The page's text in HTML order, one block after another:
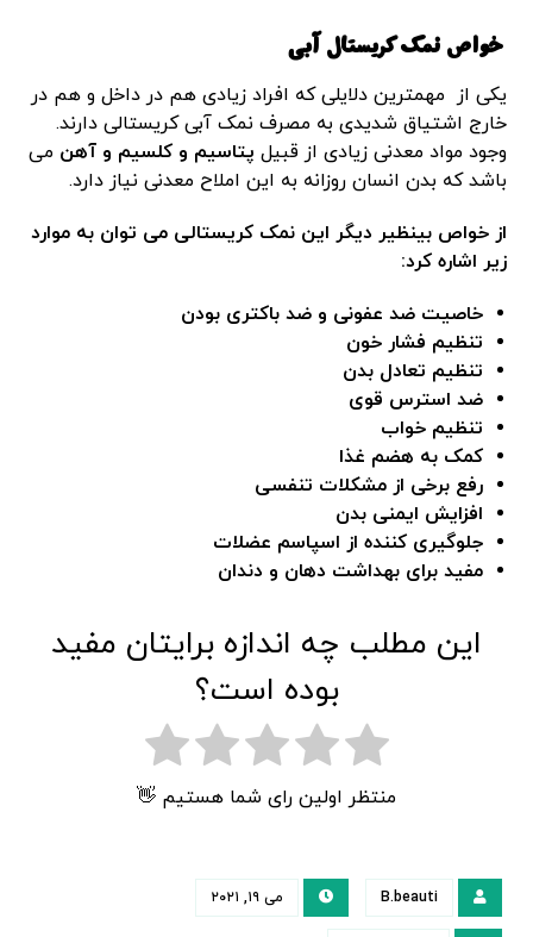
خواص نمک کریستال آبی
یکی از مهمترین دلایلی که افراد زیادی هم در داخل و هم در
خارج اشتیاق شدیدی به مصرف نمک آبی کریستالی دارند.
وجود مواد معدنی زیادی از قبیل پتاسیم و کلسیم و آهن می
باشد که بدن انسان روزانه به این املاح معدنی نیاز دارد.
از خواص بینظیر دیگر این نمک کریستالی می توان به موارد
زیر اشاره کرد:
خاصیت ضد عفونی و ضد باکتری بودن
تنظیم فشار خون
تنظیم تعادل بدن
ضد استرس قوی
تنظیم خواب
کمک به هضم غذا
رفع برخی از مشکلات تنفسی
افزایش ایمنی بدن
جلوگیری کننده از اسپاسم عضلات
مفید برای بهداشت دهان و دندان
این مطلب چه اندازه برایتان مفید
بوده است؟
منتظر اولین رای شما هستیم 👋
B.beauti می ۱۹, ۲۰۲۱